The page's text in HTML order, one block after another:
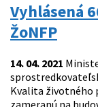
Vyhlásená
ŽoNFP
14. 04. 2021
Kvalita životného